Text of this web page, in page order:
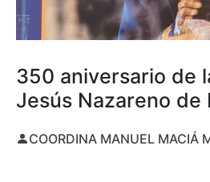
350 aniversario de
Jesús Nazareno de
COORDINA MANUEL MACIÁ